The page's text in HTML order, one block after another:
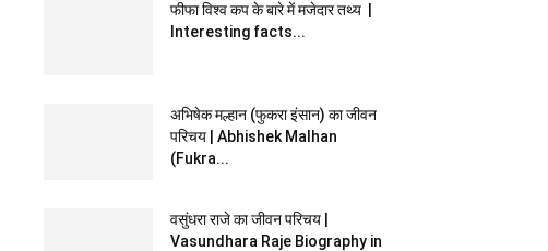
फीफा विश्व कप के बारे में मजेदार तथ्य |
Interesting facts...
अभिषेक मल्हान (फुकरा इंसान) का जीवन
परिचय | Abhishek Malhan
(Fukra...
वसुंधरा राजे का जीवन परिचय |
Vasundhara Raje Biography in